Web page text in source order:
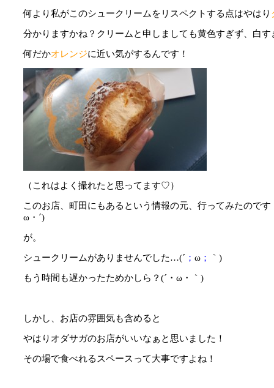
何より私がこのシュークリームをリスペクトする点はやはり
分かりますかね？クリームと申しましても黄色すぎず、白
何だかオレンジに近い気がするんです！
（これはよく撮れたと思ってます♡）
このお店、町田にもあるという情報の元、行ってみたのです
ω・´)
が。
シュークリームがありませんでした…(´ ； ω ；
｀)
もう時間も遅かったためかしら？(´・ω・｀)
しかし、お店の雰囲気も含めると
やはりオダサガのお店がいいなぁと思いました！
その場で食べれるスペースって大事ですよね！